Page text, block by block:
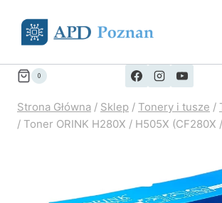
0
Strona Główna / Sklep / Tonery i tusze /
/ Toner ORINK H280X / H505X (CF280X